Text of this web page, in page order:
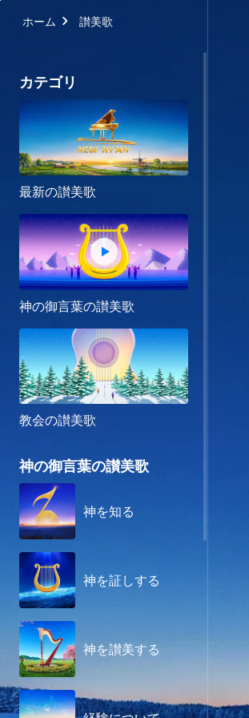
ホーム 讃美歌
カテゴリ
最新の讃美歌
神の御言葉の讃美歌
教会の讃美歌
神の御言葉の讃美歌
神を知る
神を証しする
神を讃美する